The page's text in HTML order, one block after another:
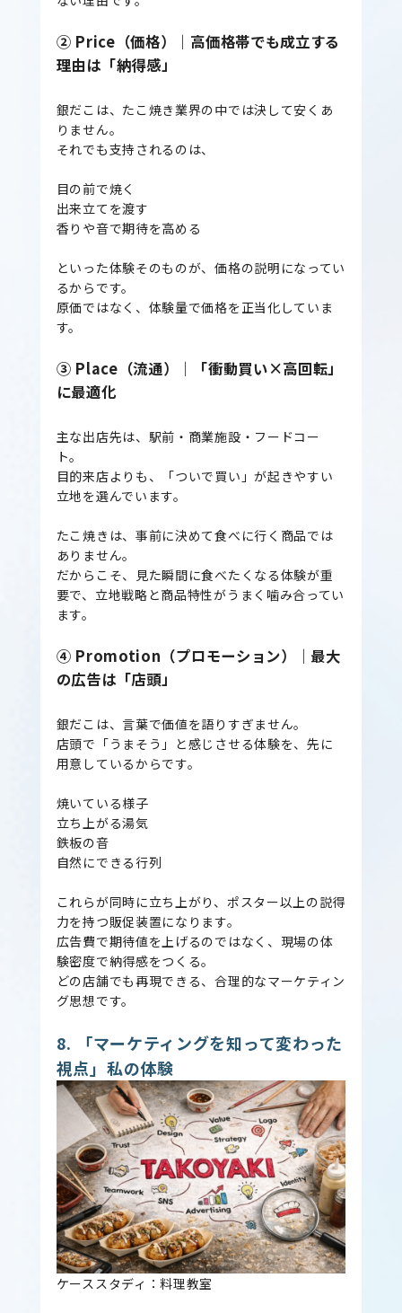
② Price（価格）｜高価格帯でも成立する
理由は「納得感」
銀だこは、たこ焼き業界の中では決して安くあ
りません。
それでも支持されるのは、
目の前で焼く
出来立てを渡す
香りや音で期待を高める
といった体験そのものが、価格の説明になってい
るからです。
原価ではなく、体験量で価格を正当化していま
す。
③ Place（流通）｜「衝動買い×高回転」
に最適化
主な出店先は、駅前・商業施設・フードコー
ト。
目的来店よりも、「ついで買い」が起きやすい
立地を選んでいます。
たこ焼きは、事前に決めて食べに行く商品では
ありません。
だからこそ、見た瞬間に食べたくなる体験が重
要で、立地戦略と商品特性がうまく噛み合ってい
ます。
④ Promotion（プロモーション）｜最大
の広告は「店頭」
銀だこは、言葉で価値を語りすぎません。
店頭で「うまそう」と感じさせる体験を、先に
用意しているからです。
焼いている様子
立ち上がる湯気
鉄板の音
自然にできる行列
これらが同時に立ち上がり、ポスター以上の説得
力を持つ販促装置になります。
広告費で期待値を上げるのではなく、現場の体
験密度で納得感をつくる。
どの店舗でも再現できる、合理的なマーケティン
グ思想です。
8. 「マーケティングを知って変わった
視点」私の体験
ケーススタディ：料理教室